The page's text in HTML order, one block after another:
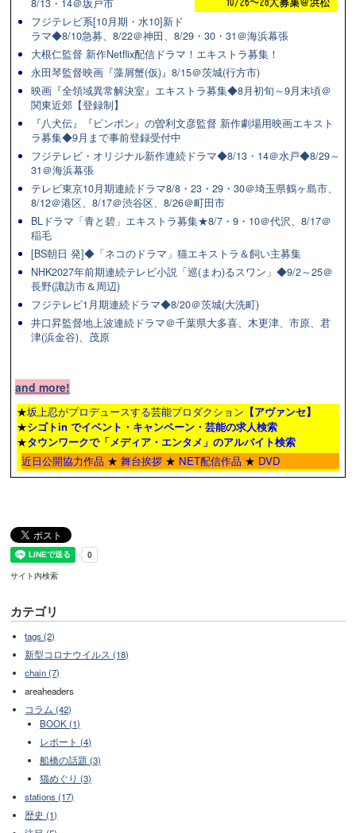
8/13・14＠坂戸市
フジテレビ系[10月期・水10]新ド
ラマ◆8/10急募、8/22＠神田、8/29・30・31＠海浜幕張
大根仁監督 新作Netflix配信ドラマ！エキストラ募集！
永田琴監督映画『藻屑蟹(仮)』8/15＠茨城(行方市)
映画『全領域異常解決室』エキストラ募集◆8月初旬～9月末頃＠
関東近郊【登録制】
『八犬伝』『ピンポン』の曽利文彦監督 新作劇場用映画エキスト
ラ募集◆9月まで事前登録受付中
フジテレビ・オリジナル新作連続ドラマ◆8/13・14＠水戸◆8/29～
31＠海浜幕張
テレビ東京10月期連続ドラマ8/8・23・29・30＠埼玉県鶴ヶ島市、
8/12＠港区、8/17＠渋谷区、8/26＠町田市
BLドラマ「青と碧」エキストラ募集★8/7・9・10＠代沢、8/17＠
稲毛
[BS朝日 発]◆「ネコのドラマ」猫エキストラ＆飼い主募集
NHK2027年前期連続テレビ小説「巡(まわ)るスワン」◆9/2～25＠
長野(諏訪市＆周辺)
フジテレビ1月期連続ドラマ◆8/20＠茨城(大洗町)
井口昇監督地上波連続ドラマ＠千葉県大多喜、木更津、市原、君
津(浜金谷)、茂原
and more!
★坂上忍がプロデュースする芸能プロダクション 【アヴァンセ】
★シゴトin でイベント・キャンペーン・芸能の求人検索
★タウンワークで「メディア・エンタメ」のアルバイト検索
近日公開協力作品 ★ 舞台挨拶★ NET配信作品 ★ DVD
サイト内検索
カテゴリ
tags (2)
新型コロナウイルス (18)
chain (7)
areaheaders
コラム (42)
BOOK (1)
レポート (4)
船橋の話題 (3)
猫めぐり (3)
stations (17)
歴史 (1)